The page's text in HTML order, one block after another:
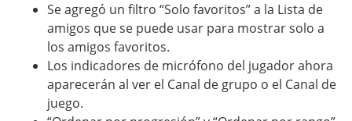
Se agregó un filtro “Solo favoritos” a la Lista de
amigos que se puede usar para mostrar solo a
los amigos favoritos.
Los indicadores de micrófono del jugador ahora
aparecerán al ver el Canal de grupo o el Canal de
juego.